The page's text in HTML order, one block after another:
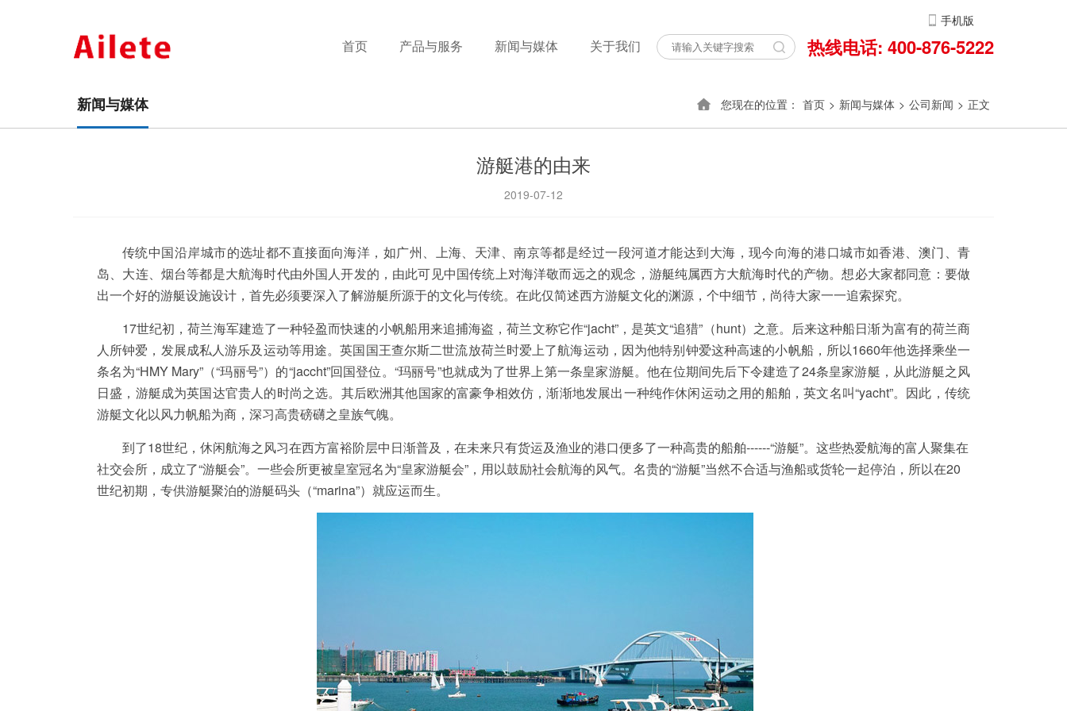
热线电话: 400-876-5222
首页 产品与服务 新闻与媒体 关于我们
手机版
新闻与媒体 您现在的位置： 首页 > 新闻与媒体 > 公司新闻 > 正文
游艇港的由来
2019-07-12
传统中国沿岸城市的选址都不直接面向海洋，如广州、上海、天津、南京等都是经过一段河道才能达到大海，现今向海的港口城市如香港、澳门、青
岛、大连、烟台等都是大航海时代由外国人开发的，由此可见中国传统上对海洋敬而远之的观念，游艇纯属西方大航海时代的产物。想必大家都同意：要做
出一个好的游艇设施设计，首先必须要深入了解游艇所源于的文化与传统。在此仅简述西方游艇文化的渊源，个中细节，尚待大家一一追索探究。
17世纪初，荷兰海军建造了一种轻盈而快速的小帆船用来追捕海盗，荷兰文称它作“jacht”，是英文“追猎”（hunt）之意。后来这种船日渐为富有的荷兰商
人所钟爱，发展成私人游乐及运动等用途。英国国王查尔斯二世流放荷兰时爱上了航海运动，因为他特别钟爱这种高速的小帆船，所以1660年他选择乘坐一
条名为“HMY Mary”（“玛丽号”）的“jaccht”回国登位。“玛丽号”也就成为了世界上第一条皇家游艇。他在位期间先后下令建造了24条皇家游艇，从此游艇之风
日盛，游艇成为英国达官贵人的时尚之选。其后欧洲其他国家的富豪争相效仿，渐渐地发展出一种纯作休闲运动之用的船舶，英文名叫“yacht”。因此，传统
游艇文化以风力帆船为商，深习高贵磅礴之皇族气魄。
到了18世纪，休闲航海之风习在西方富裕阶层中日渐普及，在未来只有货运及渔业的港口便多了一种高贵的船舶------“游艇”。这些热爱航海的富人聚集在
社交会所，成立了“游艇会”。一些会所更被皇室冠名为“皇家游艇会”，用以鼓励社会航海的风气。名贵的“游艇”当然不合适与渔船或货轮一起停泊，所以在20
世纪初期，专供游艇聚泊的游艇码头（“marina”）就应运而生。